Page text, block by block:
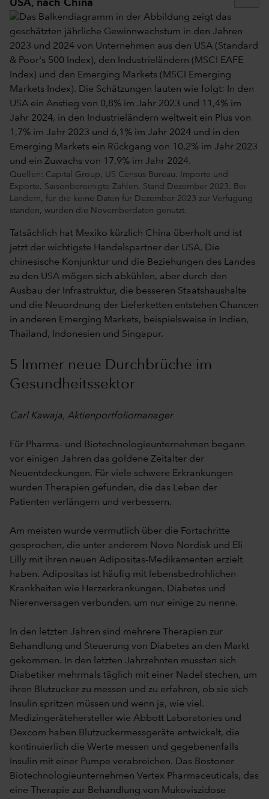
USA, nach China
Quellen: Capital Group, US Census Bureau. Importe und
Exporte. Saisonbereinigte Zahlen. Stand Dezember 2023. Bei
Ländern, für die keine Daten für Dezember 2023 zur Verfügung
standen, wurden die Novemberdaten genutzt.
Tatsächlich hat Mexiko kürzlich China überholt und ist
jetzt der wichtigste Handelspartner der USA. Die
chinesische Konjunktur und die Beziehungen des Landes
zu den USA mögen sich abkühlen, aber durch den
Ausbau der Infrastruktur, die besseren Staatshaushalte
und die Neuordnung der Lieferketten entstehen Chancen
in anderen Emerging Markets, beispielsweise in Indien,
Thailand, Indonesien und Singapur.
5 Immer neue Durchbrüche im
Gesundheitssektor
Carl Kawaja, Aktienportfoliomanager
Für Pharma- und Biotechnologieunternehmen begann
vor einigen Jahren das goldene Zeitalter der
Neuentdeckungen. Für viele schwere Erkrankungen
wurden Therapien gefunden, die das Leben der
Patienten verlängern und verbessern.
Am meisten wurde vermutlich über die Fortschritte
gesprochen, die unter anderem Novo Nordisk und Eli
Lilly mit ihren neuen Adipositas-Medikamenten erzielt
haben. Adipositas ist häufig mit lebensbedrohlichen
Krankheiten wie Herzerkrankungen, Diabetes und
Nierenversagen verbunden, um nur einige zu nenne.
In den letzten Jahren sind mehrere Therapien zur
Behandlung und Steuerung von Diabetes an den Markt
gekommen. In den letzten Jahrzehnten mussten sich
Diabetiker mehrmals täglich mit einer Nadel stechen, um
ihren Blutzucker zu messen und zu erfahren, ob sie sich
Insulin spritzen müssen und wenn ja, wie viel.
Medizingerätehersteller wie Abbott Laboratories und
Dexcom haben Blutzuckermessgeräte entwickelt, die
kontinuierlich die Werte messen und gegebenenfalls
Insulin mit einer Pumpe verabreichen. Das Bostoner
Biotechnologieunternehmen Vertex Pharmaceuticals, das
eine Therapie zur Behandlung von Mukoviszidose